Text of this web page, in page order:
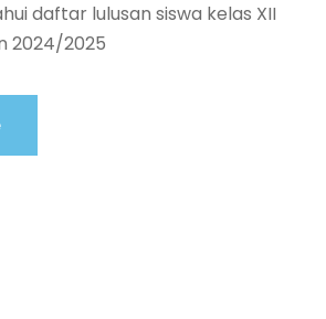
daftar lulusan siswa kelas XII
2024/2025